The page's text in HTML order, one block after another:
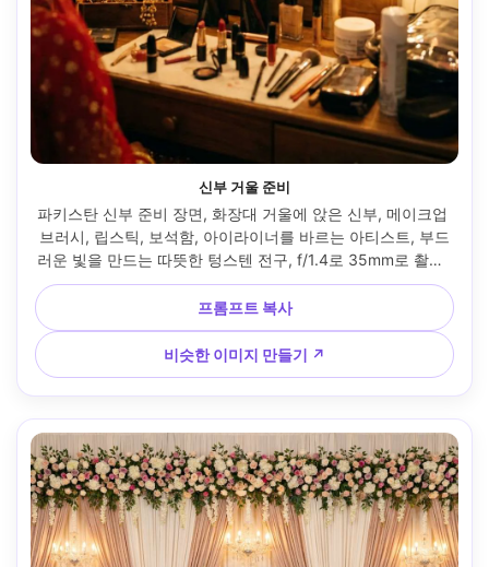
신부 거울 준비
파키스탄 신부 준비 장면, 화장대 거울에 앉은 신부, 메이크업
브러시, 립스틱, 보석함, 아이라이너를 바르는 아티스트, 부드
러운 빛을 만드는 따뜻한 텅스텐 전구, f/1.4로 35mm로 촬영,
반사, 사실적인 디테일과 부드러운 필름 그레인이 있는 솔직한
다큐멘터리 구성, 부드러운 영화 조명 --ar 4:5
프롬프트 복사
비슷한 이미지 만들기 ↗